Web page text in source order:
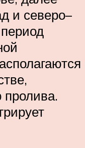
и северо–
пролива.